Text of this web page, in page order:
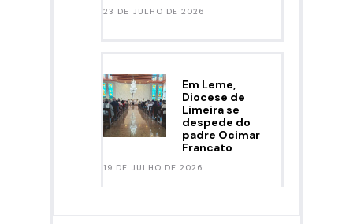
23 DE JULHO DE 2026
Em Leme,
Diocese de
Limeira se
despede do
padre Ocimar
Francato
19 DE JULHO DE 2026